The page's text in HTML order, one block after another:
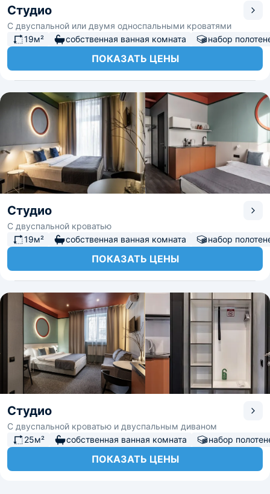
Студио
С двуспальной или двумя односпальными кроватями
19м²
собственная ванная комната набор
ПОКАЗАТЬ ЦЕНЫ
Студио
С двуспальной кроватью
19м²
собственная ванная комната набор
ПОКАЗАТЬ ЦЕНЫ
Студио
С двуспальной кроватью и двуспальным диваном
25м²
собственная ванная комната набор
ПОКАЗАТЬ ЦЕНЫ